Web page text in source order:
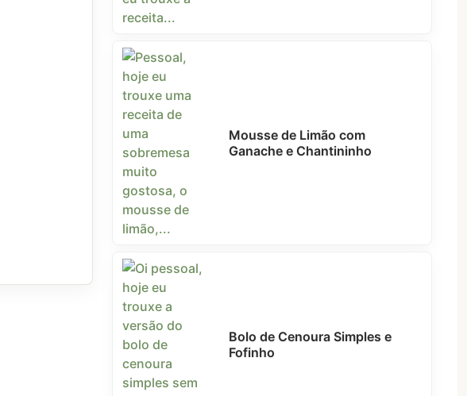
Mousse de Limão com
Ganache e Chantininho
Bolo de Cenoura Simples e
Fofinho